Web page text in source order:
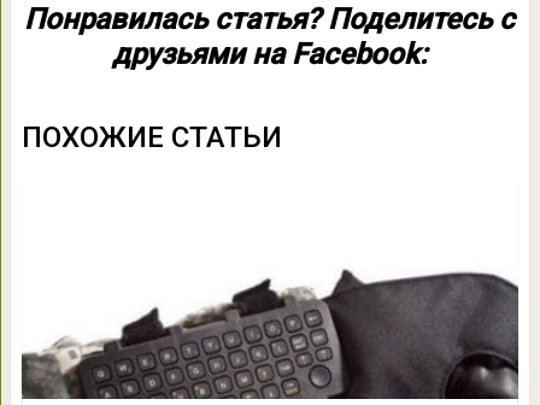
Понравилась статья? Поделитесь с
друзьями на Facebook:
ПОХОЖИЕ СТАТЬИ